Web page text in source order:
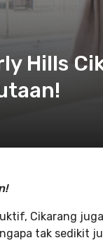
Hills
Cikarang
tak sedikit